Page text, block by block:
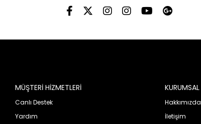
MÜŞTERİ HİZMETLERİ
Canlı Destek
Yardım
KURUMSAL
Hakkımızda
İletişim